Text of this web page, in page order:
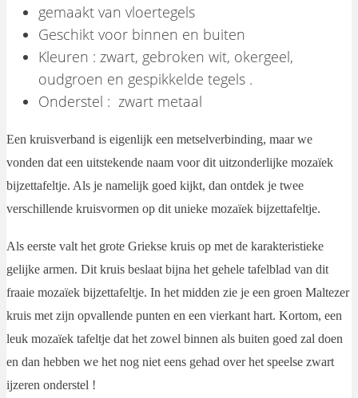
gemaakt van vloertegels
Geschikt voor binnen en buiten
Kleuren : zwart, gebroken wit, okergeel,
oudgroen en gespikkelde tegels .
Onderstel : zwart metaal
Een kruisverband is eigenlijk een metselverbinding, maar we
vonden dat een uitstekende naam voor dit uitzonderlijke mozaïek
bijzettafeltje. Als je namelijk goed kijkt, dan ontdek je twee
verschillende kruisvormen op dit unieke mozaïek bijzettafeltje.
Als eerste valt het grote Griekse kruis op met de karakteristieke
gelijke armen. Dit kruis beslaat bijna het gehele tafelblad van dit
fraaie mozaïek bijzettafeltje. In het midden zie je een groen Maltezer
kruis met zijn opvallende punten en een vierkant hart. Kortom, een
leuk mozaïek tafeltje dat het zowel binnen als buiten goed zal doen
en dan hebben we het nog niet eens gehad over het speelse zwart
ijzeren onderstel !